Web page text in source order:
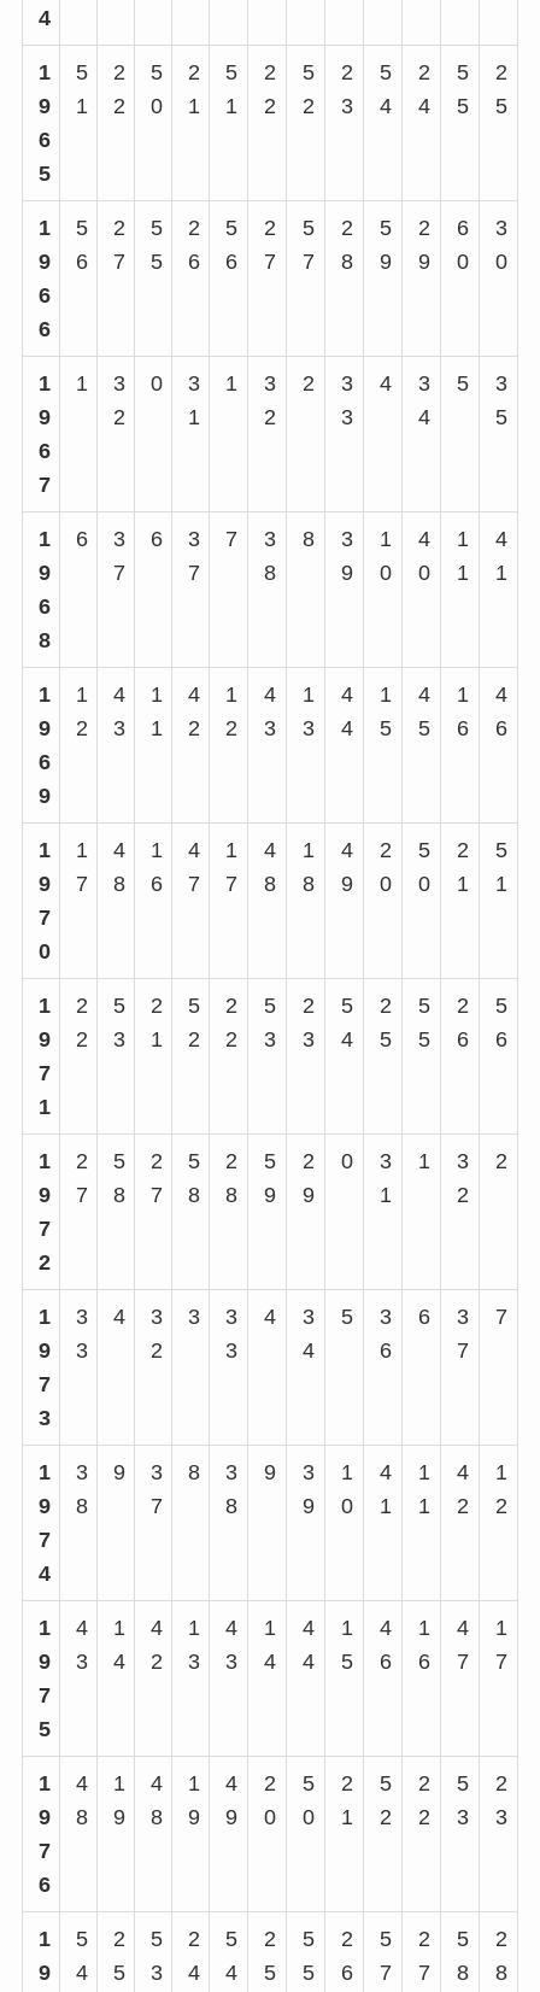
4
1
9
6
5
5
1
2
2
5
0
2
1
5
1
2
2
5
2
2
3
5
4
2
4
5
5
2
5
1
9
6
6
5
6
2
7
5
5
2
6
5
6
2
7
5
7
2
8
5
9
2
9
6
0
3
0
1
9
6
7
1
3
2
0
3
1
1
3
2
2
3
3
4
3
4
5
3
5
1
9
6
8
6
3
7
6
3
7
7
3
8
8
3
9
1
0
4
0
1
1
4
1
1
9
6
9
1
2
4
3
1
1
4
2
1
2
4
3
1
3
4
4
1
5
4
5
1
6
4
6
1
9
7
0
1
7
4
8
1
6
4
7
1
7
4
8
1
8
4
9
2
0
5
0
2
1
5
1
1
9
7
1
2
2
5
3
2
1
5
2
2
2
5
3
2
3
5
4
2
5
5
5
2
6
5
6
1
9
7
2
2
7
5
8
2
7
5
8
2
8
5
9
2
9
0
3
1
1
3
2
2
1
9
7
3
3
3
4
3
2
3
3
3
4
3
4
5
3
6
6
3
7
7
1
9
7
4
3
8
9
3
7
8
3
8
9
3
9
1
0
4
1
1
1
4
2
1
2
1
9
7
5
4
3
1
4
4
2
1
3
4
3
1
4
4
4
1
5
4
6
1
6
4
7
1
7
1
9
7
6
4
8
1
9
4
8
1
9
4
9
2
0
5
0
2
1
5
2
2
2
5
3
2
3
1
9
5
4
2
5
5
3
2
4
5
4
2
5
5
5
2
6
5
7
2
7
5
8
2
8